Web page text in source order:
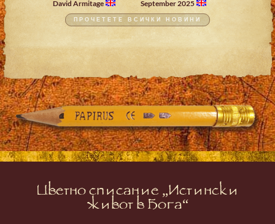
David Armitage September 2025
ПРОЧЕТЕТЕ ВСИЧКИ НОВИНИ
Цветно списание „Истински
живот в Бога“